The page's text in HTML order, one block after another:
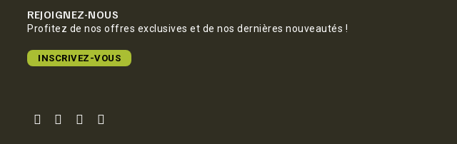
REJOIGNEZ-NOUS
Profitez de nos offres exclusives et de nos dernières nouveautés !
INSCRIVEZ-VOUS